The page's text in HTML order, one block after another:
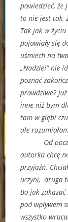
powiedzieć, że
to nie jest tak,
Tak jak w życiu
pojawiały się
uśmiech na
„Nadziei” nie
poznać
prawdziwe?
inne niż bym
tam w głębi
ale
Od
autorka chcę
przyjaźń.
uczyni, druga
Bo jak
pod wpływem
wszystko